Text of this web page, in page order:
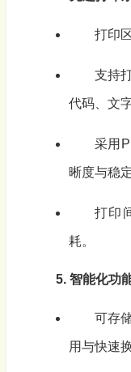
打印
支持
代码、文字
采用
晰度与稳
打印
耗。
5. 智能化功
可存
用与快速